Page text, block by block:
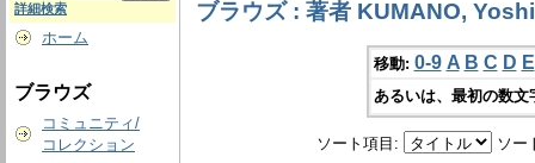
詳細検索
ホーム
ブラウズ
コミュニティ/
コレクション
ブラウズ : 著者 KUMANO,
移動: 0-9 A B C D E
あるいは、最初の数
ソート項目: ソー